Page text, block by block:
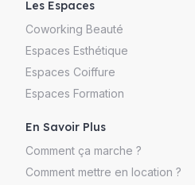
Les Espaces
Coworking Beauté
Espaces Esthétique
Espaces Coiffure
Espaces Formation
En Savoir Plus
Comment ça marche ?
Comment mettre en location ?